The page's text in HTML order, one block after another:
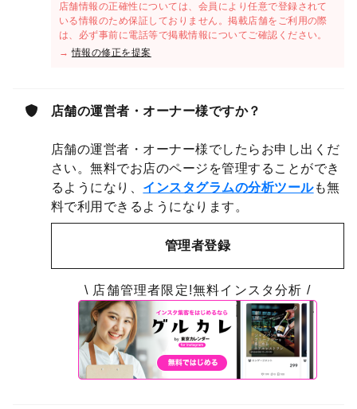
店舗情報の正確性については、会員により任意で登録されて
いる情報のため保証しておりません。掲載店舗をご利用の際
は、必ず事前に電話等で掲載情報についてご確認ください。
→情報の修正を提案
店舗の運営者・オーナー様ですか？
店舗の運営者・オーナー様でしたらお申し出くだ
さい。無料でお店のページを管理することができ
るようになり、 インスタグラムの分析ツールも無
料で利用できるようになります。
管理者登録
\ 店舗管理者限定!無料インスタ分析 /